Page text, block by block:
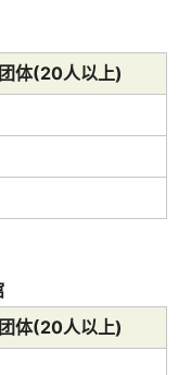
团体(20人以上)
团体(20人以上)